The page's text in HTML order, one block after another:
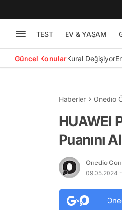
TEST EV & YAŞAM
Güncel KonularKural Değişiyor
Haberler Onedio
HUAWEI
Puanını
Onedio
09.05.2024 -